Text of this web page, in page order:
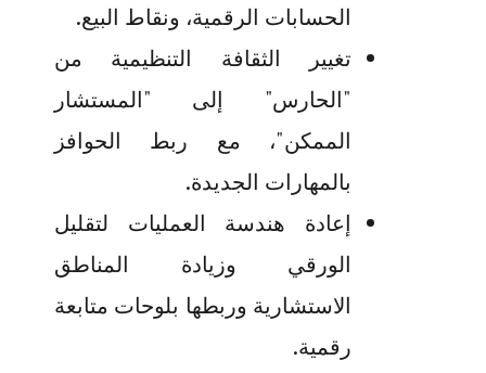
الحسابات الرقمية، ونقاط البيع.
تغيير الثقافة التنظيمية من
"الحارس" إلى "المستشار
الممكن"، مع ربط الحوافز
بالمهارات الجديدة.
إعادة هندسة العمليات لتقليل
الورقي وزيادة المناطق
الاستشارية وربطها بلوحات متابعة
رقمية.